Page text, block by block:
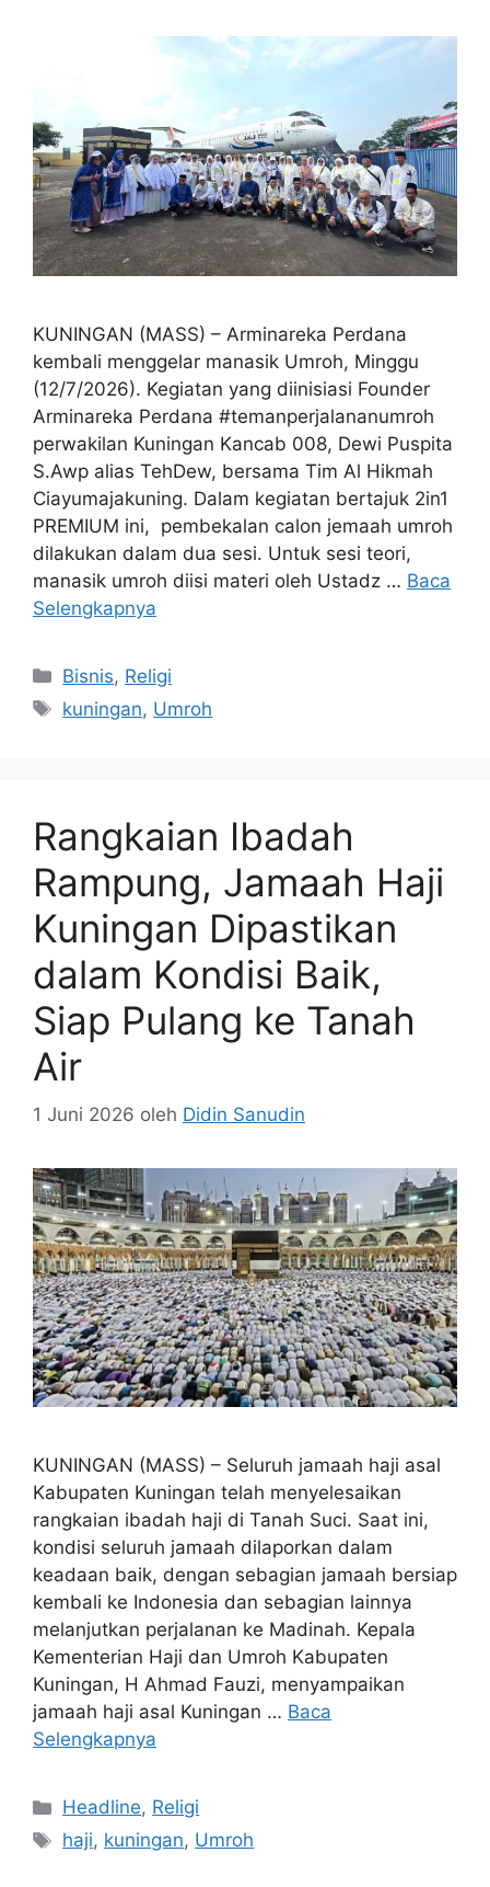
KUNINGAN (MASS) – Arminareka Perdana
kembali menggelar manasik Umroh, Minggu
(12/7/2026). Kegiatan yang diinisiasi Founder
Arminareka Perdana #temanperjalananumroh
perwakilan Kuningan Kancab 008, Dewi Puspita
S.Awp alias TehDew, bersama Tim Al Hikmah
Ciayumajakuning. Dalam kegiatan bertajuk 2in1
PREMIUM ini, pembekalan calon jemaah umroh
dilakukan dalam dua sesi. Untuk sesi teori,
manasik umroh diisi materi oleh Ustadz … Baca
Selengkapnya
Kategori
Bisnis, Religi
Tag
kuningan, Umroh
Rangkaian Ibadah
Rampung, Jamaah Haji
Kuningan Dipastikan
dalam Kondisi Baik,
Siap Pulang ke Tanah
Air
1 Juni 2026 oleh Didin Sanudin
KUNINGAN (MASS) – Seluruh jamaah haji asal
Kabupaten Kuningan telah menyelesaikan
rangkaian ibadah haji di Tanah Suci. Saat ini,
kondisi seluruh jamaah dilaporkan dalam
keadaan baik, dengan sebagian jamaah bersiap
kembali ke Indonesia dan sebagian lainnya
melanjutkan perjalanan ke Madinah. Kepala
Kementerian Haji dan Umroh Kabupaten
Kuningan, H Ahmad Fauzi, menyampaikan
jamaah haji asal Kuningan … Baca
Selengkapnya
Kategori
Headline, Religi
Tag
haji, kuningan, Umroh